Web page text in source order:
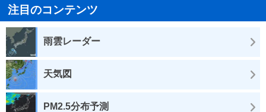
注目のコンテンツ
雨雲レーダー
天気図
PM2.5分布予測